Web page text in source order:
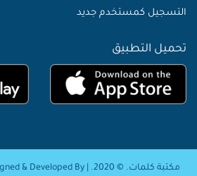
التسجيل كمستخدم جديد
تحميل التطبيق
مكتبة كلمات. © 2020. | All Rights Reserved | Designed & Developed By